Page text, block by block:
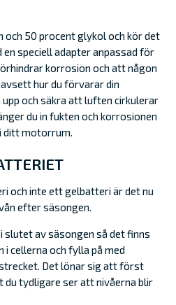
och 50 procent glykol och kör det
speciell adapter anpassad för
korrosion och att någon
hur du förvarar din
och säkra att luften cirkulerar
du in fukten och korrosionen
ditt motorrum.
och inte ett gelbatteri är det nu
efter säsongen.
av säsongen så det finns
cellerna och fylla på med
Det lönar sig att först
tydligare ser att nivåerna blir